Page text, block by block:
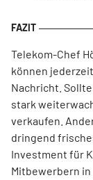
Telekom-Chef
können
Nachricht.
stark
verkaufen.
dringend
Investment für
Mitbewerbern